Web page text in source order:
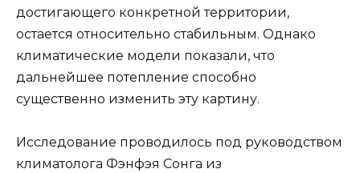
достигающего конкретной территории,
остается относительно стабильным. Однако
климатические модели показали, что
дальнейшее потепление способно
существенно изменить эту картину.
Исследование проводилось под руководством
климатолога Фэнфэя Сонга из